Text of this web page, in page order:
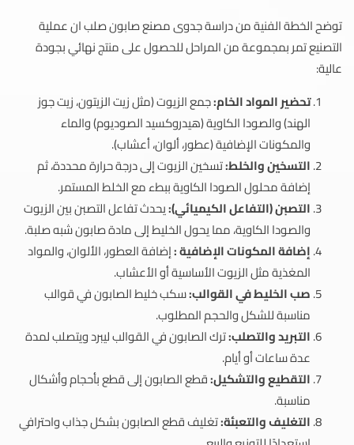
توضح الخطة الفنية من دراسة جدوى مصنع صابون صلب ان عملية
التصنيع تمر بمجموعة من المراحل للحصول على منتج نهائي بجودة
عالية:
تحضير المواد الخام:جمع الزيوت (مثل زيت الزيتون، زيت جوز
الهند) والصودا الكاوية (هيدروكسيد الصوديوم) والماء
والمكونات الإضافية (عطور، ألوان، أعشاب).
التسخين والخلط:تسخين الزيوت إلى درجة حرارة محددة، ثم
إضافة محلول الصودا الكاوية ببطء مع الخلط المستمر.
التصبن (التفاعل الكيميائي):يحدث تفاعل التصبن بين الزيوت
والصودا الكاوية، مما يحول الخليط إلى مادة صابون شبه صلبة.
إضافة المكونات الإضافية :إضافة العطور، الألوان، والمواد
المغذية مثل الزيوت الأساسية أو الأعشاب.
صب الخليط في القوالب:سكب خليط الصابون في قوالب
مناسبة للشكل والحجم المطلوب.
التبريد والتصلب:ترك الصابون في القوالب ليبرد ويتصلب لمدة
عدة ساعات أو أيام.
التقطيع والتشكيل:قطع الصابون إلى قطع بأحجام وأشكال
مناسبة.
التغليف والتعبئة:تغليف قطع الصابون بشكل جذاب واحترافي